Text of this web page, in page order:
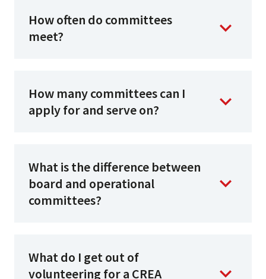
How often do committees
meet?
How many committees can I
apply for and serve on?
What is the difference between
board and operational
committees?
What do I get out of
volunteering for a CREA